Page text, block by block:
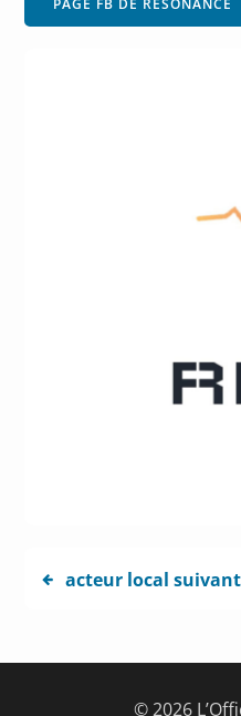
PAGE FB DE RÉSONANCE
acteur local suivant
© 2026